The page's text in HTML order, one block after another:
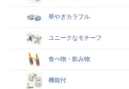
華やぎカラフル
ユニークなモチーフ
食べ物・飲み物
機能付